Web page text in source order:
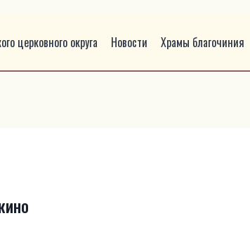
церковного округа Новости Храмы благочиния